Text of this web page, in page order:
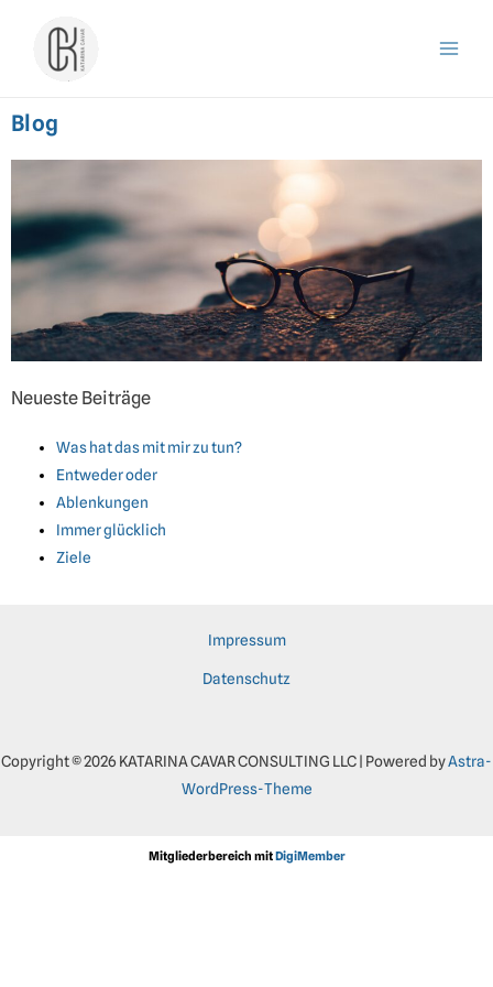
Blog
Neueste Beiträge
Was hat das mit mir zu tun?
Entweder oder
Ablenkungen
Immer glücklich
Ziele
Impressum
Datenschutz
Copyright © 2026 KATARINA CAVAR CONSULTING LLC | Powered byAstra-
WordPress-Theme
Mitgliederbereich mitDigiMember